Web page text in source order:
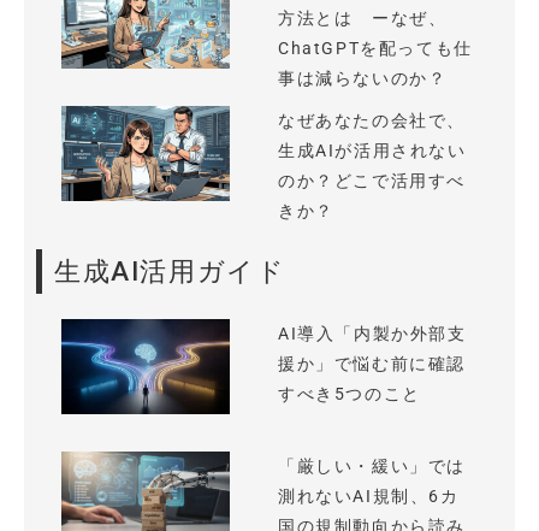
方法とは ーなぜ、
ChatGPTを配っても仕
事は減らないのか？
なぜあなたの会社で、
生成AIが活用されない
のか？どこで活用すべ
きか？
生成AI活用ガイド
AI導入「内製か外部支
援か」で悩む前に確認
すべき5つのこと
「厳しい・緩い」では
測れないAI規制、6カ
国の規制動向から読み